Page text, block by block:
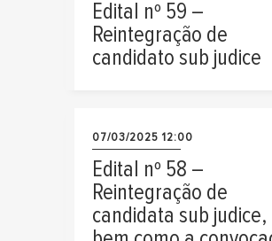
Edital nº 59 –
Reintegração de
candidato sub judice
07/03/2025 12:00
Edital nº 58 –
Reintegração de
candidata sub judice,